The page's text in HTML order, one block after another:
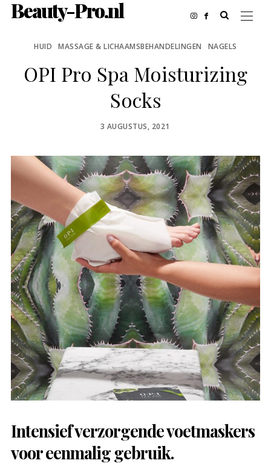
Beauty-Pro.nl
HUID MASSAGE & LICHAAMSBEHANDELINGEN NAGELS
OPI Pro Spa Moisturizing
Socks
POSTED
3 AUGUSTUS, 2021
Intensief verzorgende voetmaskers
voor eenmalig gebruik.